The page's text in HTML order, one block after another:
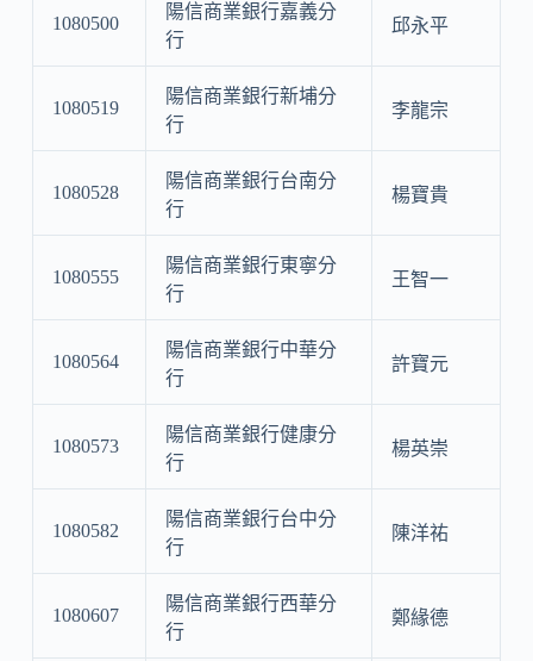
1080500
陽信商業銀行嘉義分
行
邱永平
1080519
陽信商業銀行新埔分
行
李龍宗
1080528
陽信商業銀行台南分
行
楊寶貴
1080555
陽信商業銀行東寧分
行
王智一
1080564
陽信商業銀行中華分
行
許寶元
1080573
陽信商業銀行健康分
行
楊英崇
1080582
陽信商業銀行台中分
行
陳洋祐
1080607
陽信商業銀行西華分
行
鄭緣德